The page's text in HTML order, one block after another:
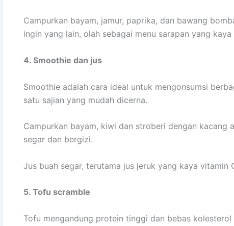
Campurkan bayam, jamur, paprika, dan bawang
ingin yang lain, olah sebagai menu sarapan yang
4. Smoothie dan jus
Smoothie adalah cara ideal untuk mengonsumsi
satu sajian yang mudah dicerna.
Campurkan bayam, kiwi dan stroberi dengan kacang
segar dan bergizi.
Jus buah segar, terutama jus jeruk yang kaya vitamin
5. Tofu scramble
Tofu mengandung protein tinggi dan bebas